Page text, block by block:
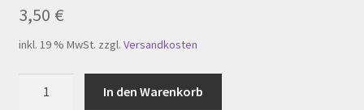
My Account
Registration
Shop
3,50 €
inkl. 19 % MwSt. zzgl. Versandkosten
In den Warenkorb